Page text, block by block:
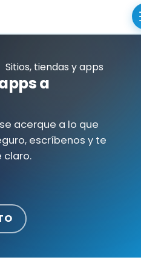
Sitios, tiendas y apps
a
acerque a lo que
escríbenos y te
claro.